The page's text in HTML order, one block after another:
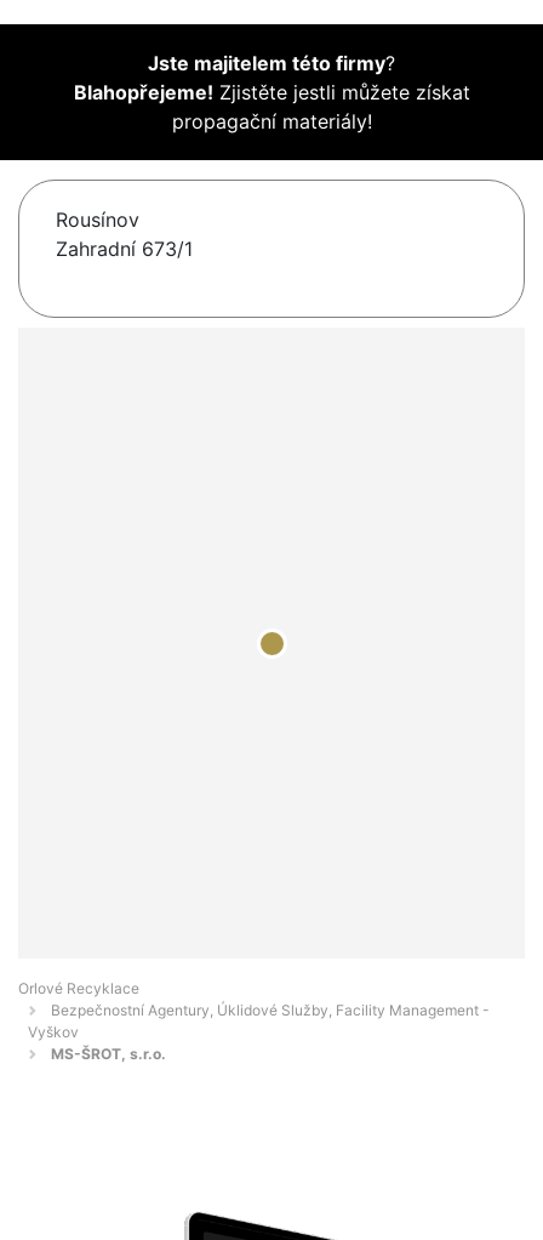
Jste majitelem této firmy?
Blahopřejeme! Zjistěte jestli můžete získat
propagační materiály!
Rousínov
Zahradní 673/1
Orlové Recyklace
Bezpečnostní Agentury, Úklidové Služby, Facility Management -
Vyškov
MS-ŠROT, s.r.o.